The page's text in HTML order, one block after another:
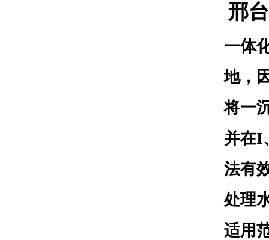
邢
一体
地，
将一
并在I
法有
处理
适用